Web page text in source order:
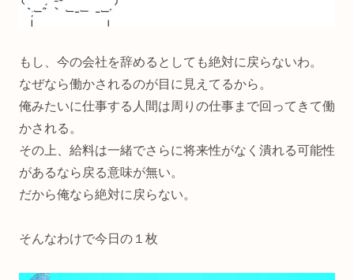
もし、今の会社を辞めるとしても絶対に戻らないわ。
なぜなら働かされるのが目に見えてるから。
俺みたいに仕事する人間は周りの仕事まで回ってきて働
かされる。
その上、給料は一緒でさらに将来性がなく潰れる可能性
があるなら戻る意味が無い。
だから俺なら絶対に戻らない。
そんなわけで今日の１枚